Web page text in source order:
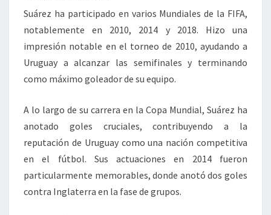
Suárez ha participado en varios Mundiales de la FIFA,
notablemente en 2010, 2014 y 2018. Hizo una
impresión notable en el torneo de 2010, ayudando a
Uruguay a alcanzar las semifinales y terminando
como máximo goleador de su equipo.
A lo largo de su carrera en la Copa Mundial, Suárez ha
anotado goles cruciales, contribuyendo a la
reputación de Uruguay como una nación competitiva
en el fútbol. Sus actuaciones en 2014 fueron
particularmente memorables, donde anotó dos goles
contra Inglaterra en la fase de grupos.